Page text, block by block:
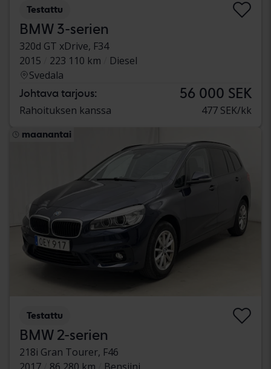
Testattu
BMW 3-serien
320d GT xDrive, F34
2015
223 110 km
Diesel
Svedala
Johtava tarjous: 56 000 SEK
Rahoituksen kanssa 477 SEK/kk
maanantai
Testattu
BMW 2-serien
218i Gran Tourer, F46